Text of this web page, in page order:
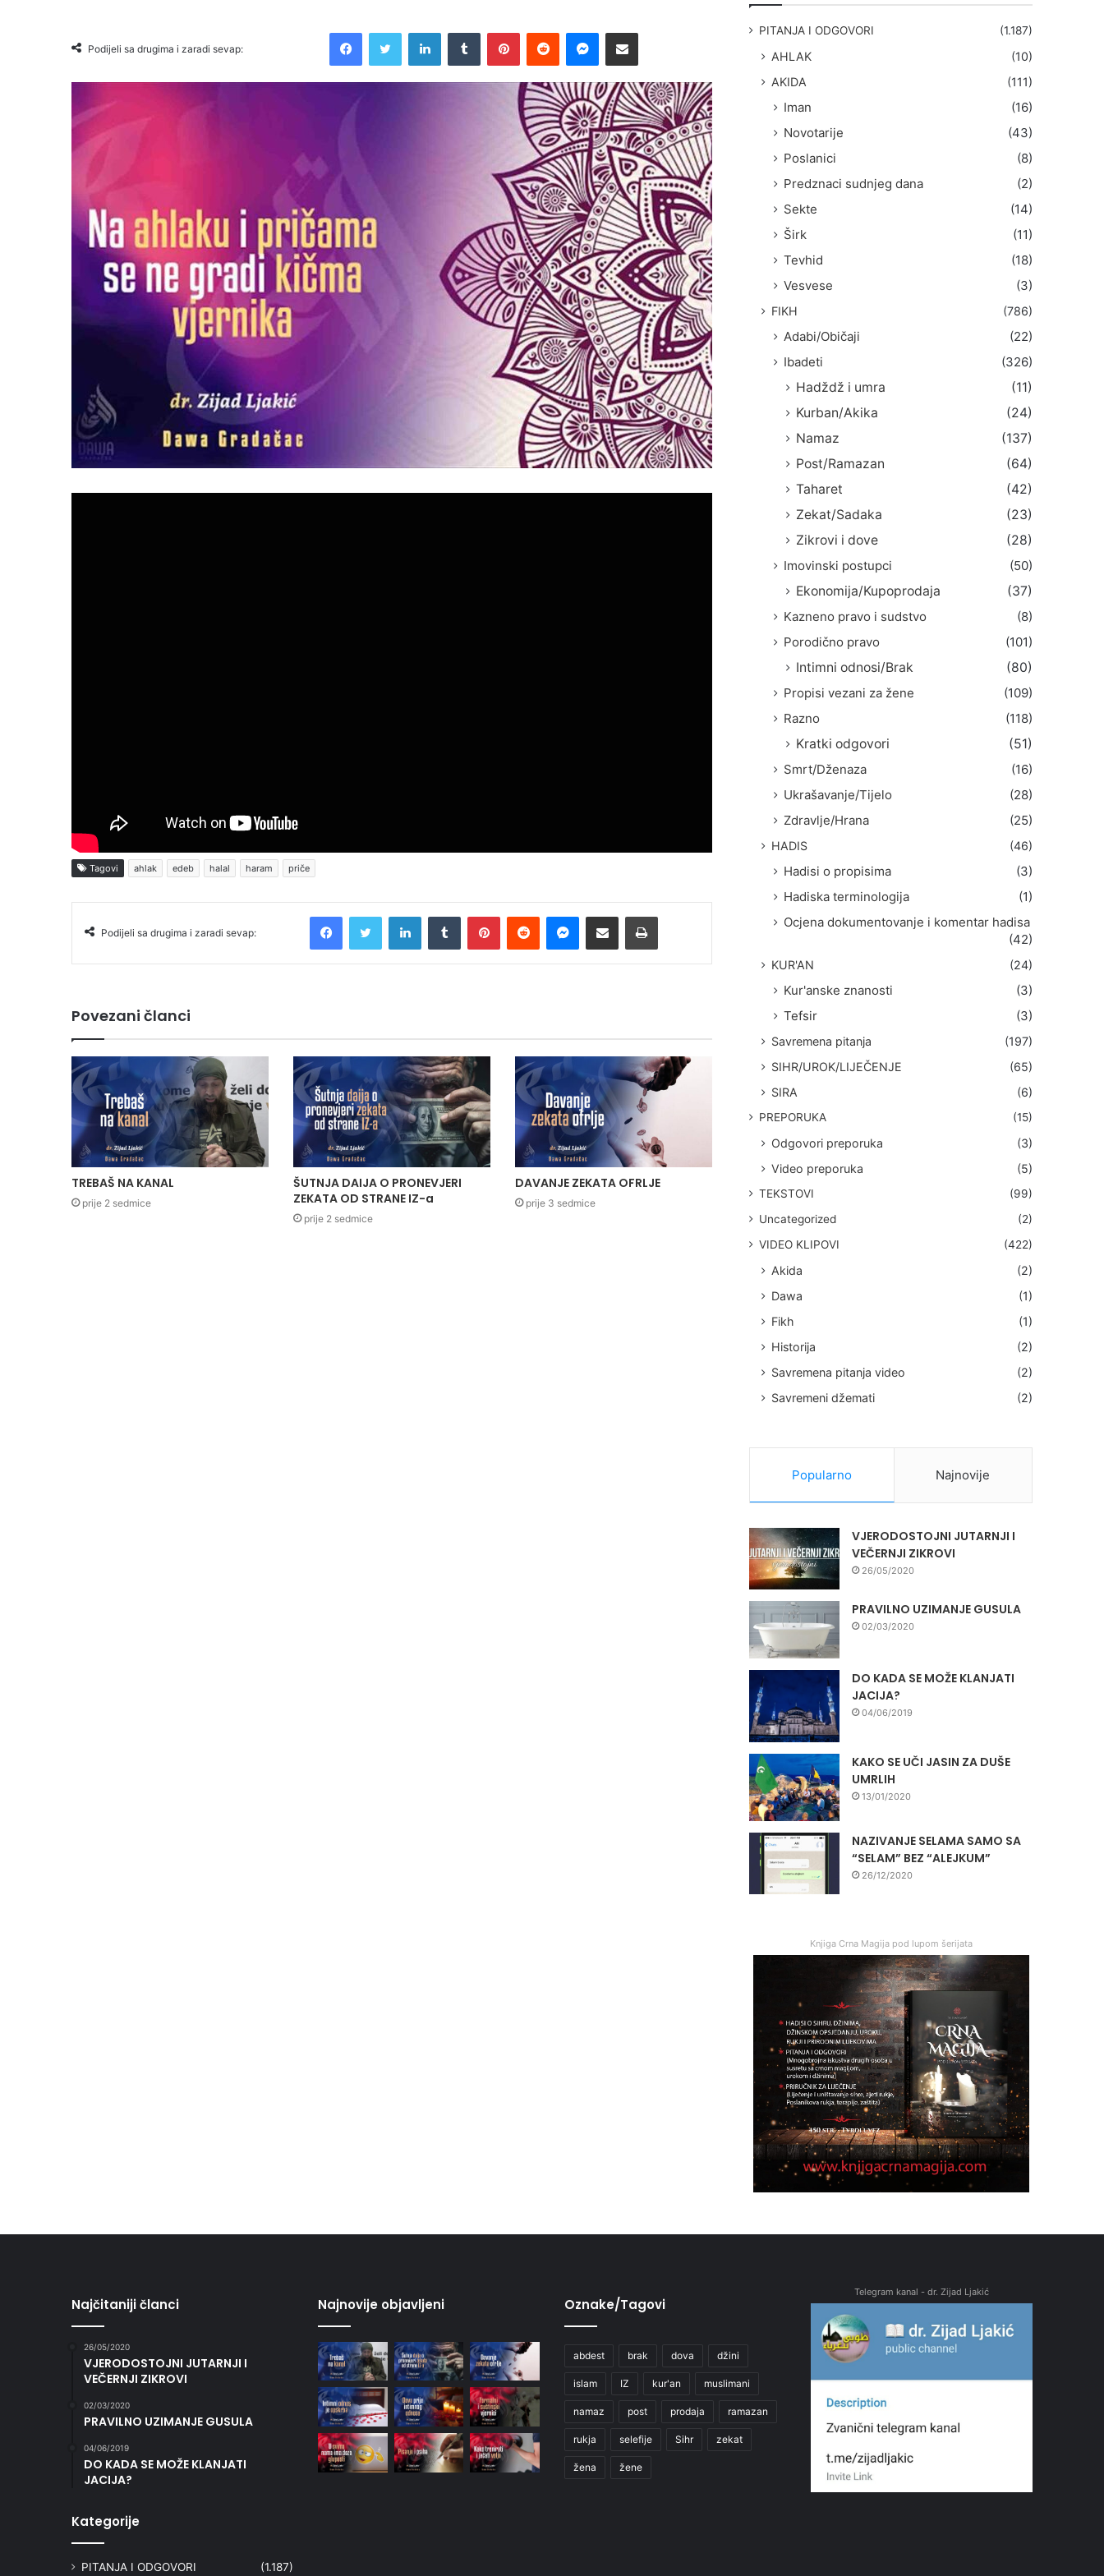
Podijeli sa drugima i zaradi sevap:
Tagovi ahlak edeb halal haram priče
Podijeli sa drugima i zaradi sevap:
Povezani članci
TREBAŠ NA KANAL
prije 2 sedmice
ŠUTNJA DAIJA O PRONEVJERI
ZEKATA OD STRANE IZ-a
prije 2 sedmice
DAVANJE ZEKATA OFRLJE
prije 3 sedmice
PITANJA I ODGOVORI (1.187)
AHLAK
(10)
AKIDA
(111)
Iman
(16)
Novotarije
(43)
Poslanici
(8)
Predznaci sudnjeg dana
(2)
Sekte
(14)
Širk
(11)
Tevhid
(18)
Vesvese
(3)
FIKH (786)
Adabi/Običaji
(22)
Ibadeti
(326)
Hadždž i umra
(11)
Kurban/Akika
(24)
Namaz
(137)
Post/Ramazan
(64)
Taharet
(42)
Zekat/Sadaka
(23)
Zikrovi i dove
(28)
Imovinski postupci
(50)
Ekonomija/Kupoprodaja
(37)
Kazneno pravo i sudstvo
(8)
Porodično pravo
(101)
Intimni odnosi/Brak
(80)
Propisi vezani za žene
(109)
Razno
(118)
Kratki odgovori
(51)
Smrt/Dženaza
(16)
Ukrašavanje/Tijelo
(28)
Zdravlje/Hrana
(25)
HADIS (46)
Hadisi o propisima
(3)
Hadiska terminologija
(1)
Ocjena dokumentovanje i komentar hadisa
(42)
KUR'AN (24)
Kur'anske znanosti
(3)
Tefsir
(3)
Savremena pitanja
(197)
SIHR/UROK/LIJEČENJE
(65)
SIRA
(6)
PREPORUKA (15)
Odgovori preporuka
(3)
Video preporuka
(5)
TEKSTOVI
(99)
Uncategorized
(2)
VIDEO KLIPOVI
(422)
Akida
(2)
Dawa
(1)
Fikh
(1)
Historija
(2)
Savremena pitanja video
(2)
Savremeni džemati
(2)
Popularno Najnovije
VJERODOSTOJNI JUTARNJI I
VEČERNJI ZIKROVI
26/05/2020
PRAVILNO UZIMANJE GUSULA
02/03/2020
DO KADA SE MOŽE KLANJATI
JACIJA?
04/06/2019
KAKO SE UČI JASIN ZA DUŠE
UMRLIH
13/01/2020
NAZIVANJE SELAMA SAMO SA
“SELAM” BEZ “ALEJKUM”
26/12/2020
Knjiga Crna Magija pod lupom šerijata
Najčitaniji članci
26/05/2020
VJERODOSTOJNI JUTARNJI I
VEČERNJI ZIKROVI
02/03/2020
PRAVILNO UZIMANJE GUSULA
04/06/2019
DO KADA SE MOŽE KLANJATI
JACIJA?
Kategorije
PITANJA I ODGOVORI (1.187)
Najnovije objavljeni Oznake/Tagovi
abdest brak dova džini
islam IZ kur'an muslimani
namaz post prodaja ramazan
rukja selefije Sihr zekat
žena žene
Telegram kanal - dr. Zijad Ljakić